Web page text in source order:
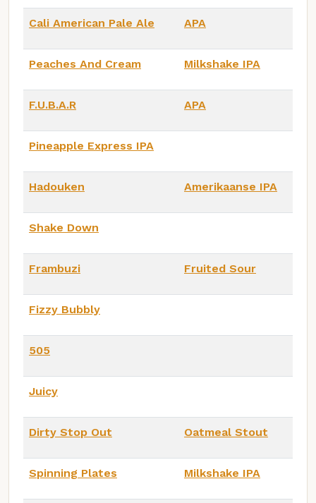
Cali American Pale Ale APA
Peaches And Cream Milkshake IPA
F.U.B.A.R APA
Pineapple Express IPA
Hadouken Amerikaanse IPA
Shake Down
Frambuzi Fruited Sour
Fizzy Bubbly
505
Juicy
Dirty Stop Out Oatmeal Stout
Spinning Plates Milkshake IPA